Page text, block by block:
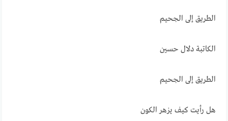
الطريق إلى الجحيم
الكاتبة دلال حسين
الطريق إلى الجحيم
هل رأيت كيف يزهر الكون